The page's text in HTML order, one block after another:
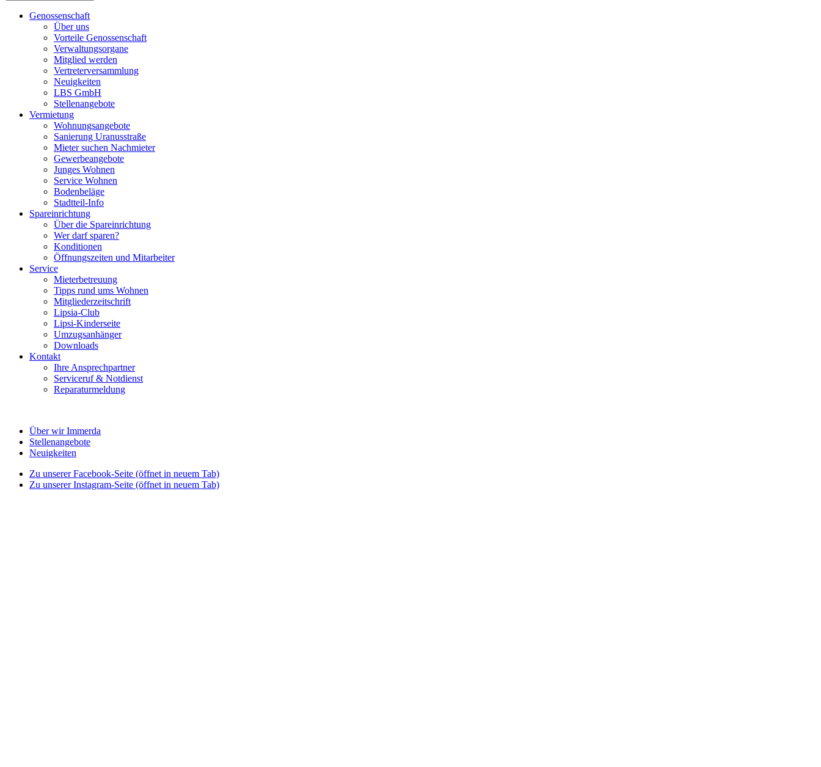
Genossenschaft
Über uns
Vorteile Genossenschaft
Verwaltungsorgane
Mitglied werden
Vertreterversammlung
Neuigkeiten
LBS GmbH
Stellenangebote
Vermietung
Wohnungsangebote
Sanierung Uranusstraße
Mieter suchen Nachmieter
Gewerbeangebote
Junges Wohnen
Service Wohnen
Bodenbeläge
Stadtteil-Info
Spareinrichtung
Über die Spareinrichtung
Wer darf sparen?
Konditionen
Öffnungszeiten und Mitarbeiter
Service
Mieterbetreuung
Tipps rund ums Wohnen
Mitgliederzeitschrift
Lipsia-Club
Lipsi-Kinderseite
Umzugsanhänger
Downloads
Kontakt
Ihre Ansprechpartner
Serviceruf & Notdienst
Reparaturmeldung
Über wir Immerda
Stellenangebote
Neuigkeiten
Zu unserer Facebook-Seite (öffnet in neuem Tab)
Zu unserer Instagram-Seite (öffnet in neuem Tab)